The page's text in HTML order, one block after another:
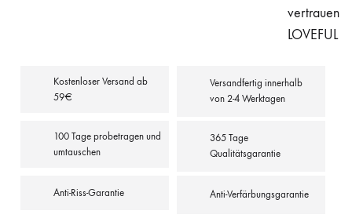
vertrauen
LOVEFUL
Kostenloser Versand ab
59€
Versandfertig innerhalb
von 2-4 Werktagen
100 Tage probetragen und
umtauschen
365 Tage
Qualitätsgarantie
Anti-Riss-Garantie Anti-Verfärbungsgarantie